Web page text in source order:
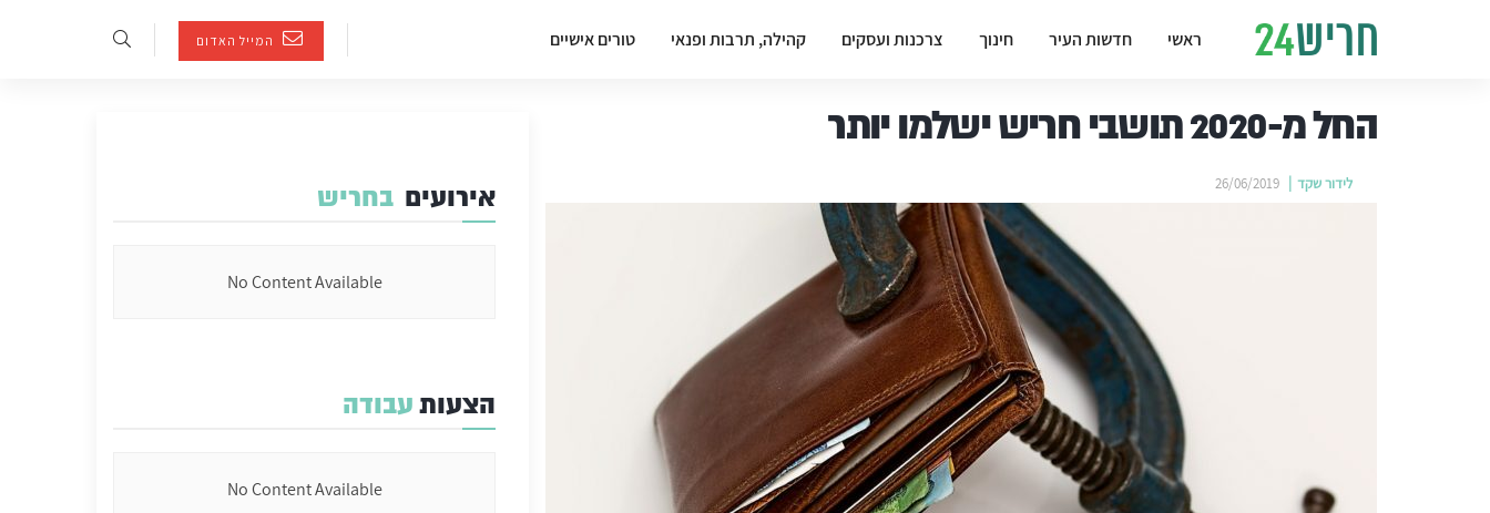
ראשי חדשות העיר חינוך צרכנות ועסקים קהילה, תרבות ופנאי טורים אישיים המייל האדום
החל מ-2020 תושבי חריש ישלמו יותר
לידור שקד 26/06/2019 אירועים בחריש
No Content Available
הצעותעבודה
No Content Available